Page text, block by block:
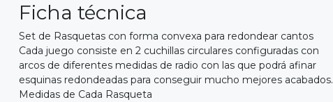
Ficha técnica
Set de Rasquetas con forma convexa para redondear cantos
Cada juego consiste en 2 cuchillas circulares configuradas con
arcos de diferentes medidas de radio con las que podrá afinar
esquinas redondeadas para conseguir mucho mejores acabados.
Medidas de Cada Rasqueta